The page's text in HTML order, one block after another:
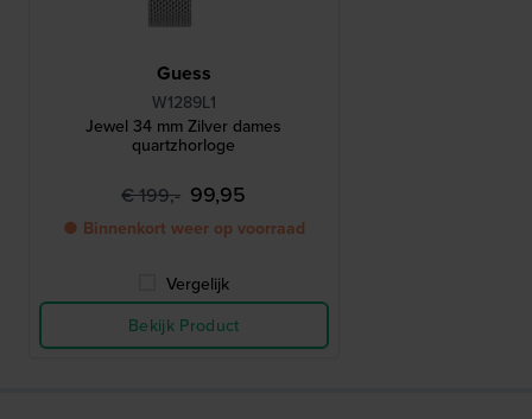
Guess
W1289L1
Jewel 34 mm Zilver dames
quartzhorloge
€ 199,- 99,95
● Binnenkort weer op voorraad
Vergelijk
Bekijk Product